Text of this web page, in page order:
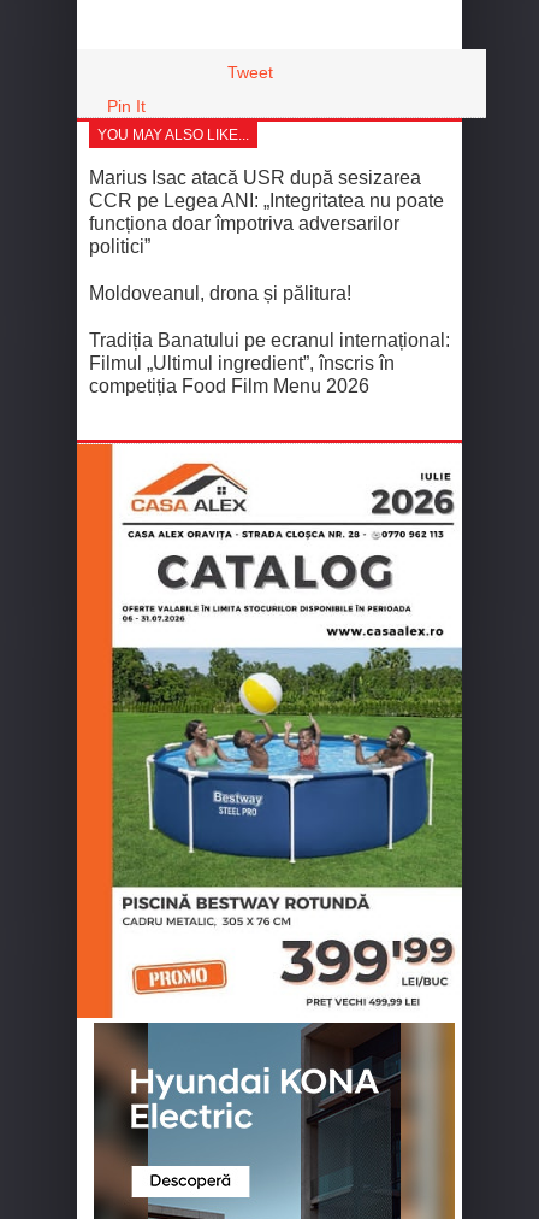
Tweet
Pin It
YOU MAY ALSO LIKE...
Marius Isac atacă USR după sesizarea
CCR pe Legea ANI: „Integritatea nu poate
funcționa doar împotriva adversarilor
politici”
Moldoveanul, drona și pălitura!
Tradiția Banatului pe ecranul internațional:
Filmul „Ultimul ingredient”, înscris în
competiția Food Film Menu 2026